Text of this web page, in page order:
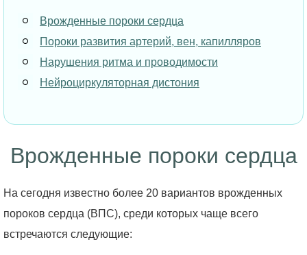
Врожденные пороки сердца
Пороки развития артерий, вен, капилляров
Нарушения ритма и проводимости
Нейроциркуляторная дистония
Врожденные пороки сердца
На сегодня известно более 20 вариантов врожденных
пороков сердца (ВПС), среди которых чаще всего
встречаются следующие: